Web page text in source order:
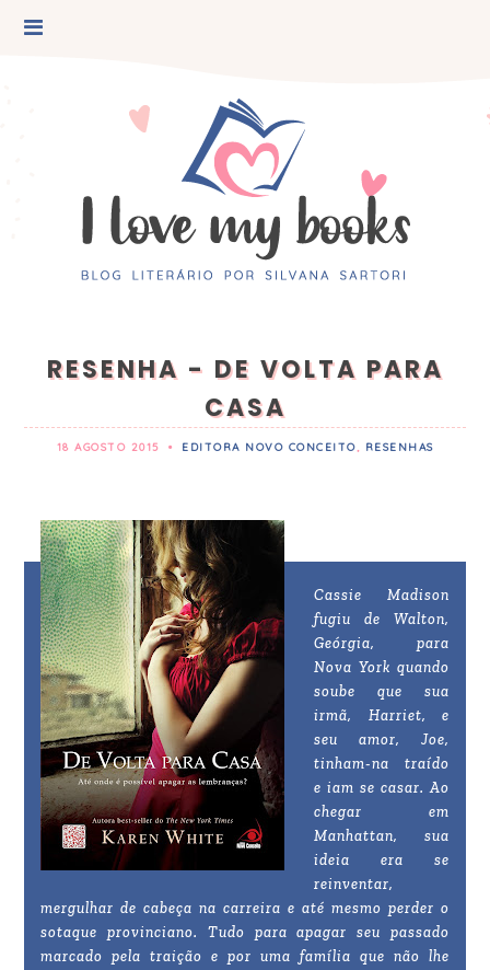
RESENHA - DE VOLTA PARA
CASA
18 AGOSTO 2015 • EDITORA NOVO CONCEITO, RESENHAS
Cassie Madison
fugiu de Walton,
Geórgia, para
Nova York quando
soube que sua
irmã, Harriet, e
seu amor, Joe,
tinham-na traído
e iam se casar. Ao
chegar em
Manhattan, sua
ideia era se
reinventar,
mergulhar de cabeça na carreira e até mesmo perder o
sotaque provinciano. Tudo para apagar seu passado
marcado pela traição e por uma família que não lhe